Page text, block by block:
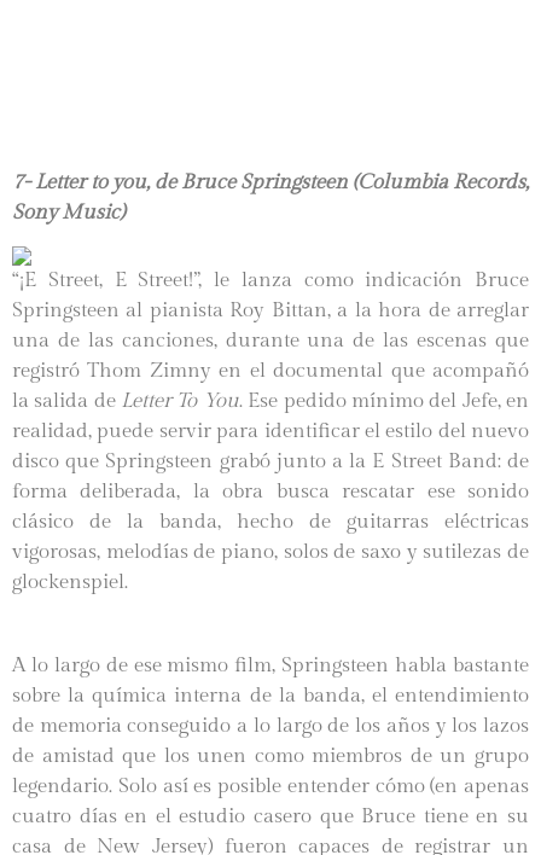
7- Letter to you, de Bruce Springsteen (Columbia Records,
Sony Music)
“¡E Street, E Street!”, le lanza como indicación Bruce
Springsteen al pianista Roy Bittan, a la hora de arreglar
una de las canciones, durante una de las escenas que
registró Thom Zimny en el documental que acompañó
la salida de Letter To You. Ese pedido mínimo del Jefe, en
realidad, puede servir para identificar el estilo del nuevo
disco que Springsteen grabó junto a la E Street Band: de
forma deliberada, la obra busca rescatar ese sonido
clásico de la banda, hecho de guitarras eléctricas
vigorosas, melodías de piano, solos de saxo y sutilezas de
glockenspiel.
A lo largo de ese mismo film, Springsteen habla bastante
sobre la química interna de la banda, el entendimiento
de memoria conseguido a lo largo de los años y los lazos
de amistad que los unen como miembros de un grupo
legendario. Solo así es posible entender cómo (en apenas
cuatro días en el estudio casero que Bruce tiene en su
casa de New Jersey) fueron capaces de registrar un